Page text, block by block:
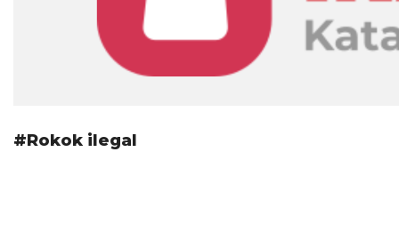
#Rokok ilegal